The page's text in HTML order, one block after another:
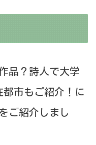
品？詩人で大学
市もご紹介！に
ご紹介しまし